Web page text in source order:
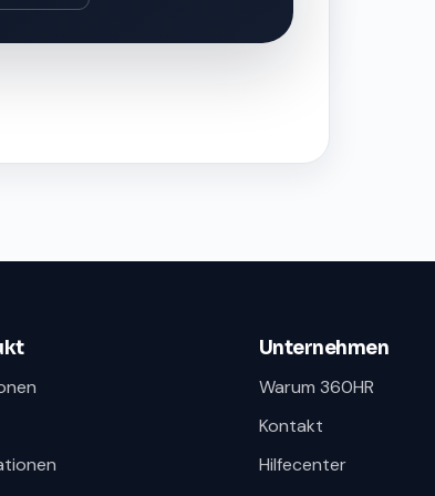
Unternehmen
Warum 360HR
Kontakt
Hilfecenter